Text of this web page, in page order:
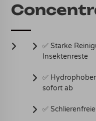
✅ Starke
Insektenreste
✅
sofort ab
✅